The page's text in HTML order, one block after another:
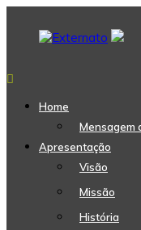
content
Home
Mensagem
Apresentação
Visão
Missão
História